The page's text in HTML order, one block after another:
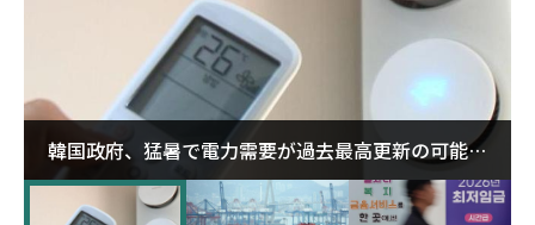
韓国政府、猛暑で電力需要が過去最高更新の可能性
に需給対応体制を点検